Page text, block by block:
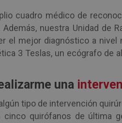
cuadro médico de
nuestra Unidad de
el mejor diagnóstico a
3 Teslas, un ecógrafo de
una
tipo de intervención
cinco quirófanos de última